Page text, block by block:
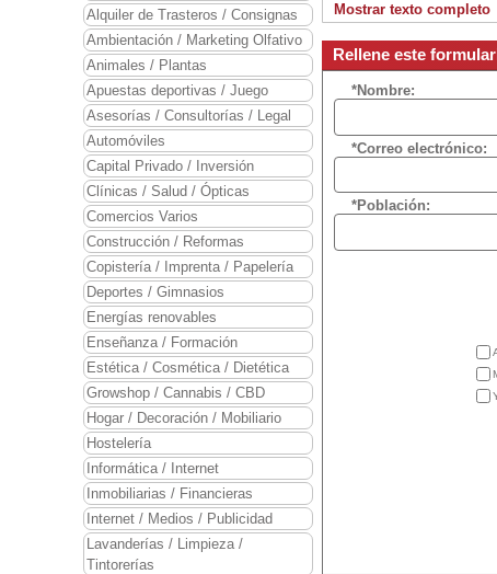
Alquiler de Trasteros / Consignas
Ambientación / Marketing Olfativo
Animales / Plantas
Apuestas deportivas / Juego
Asesorías / Consultorías / Legal
Automóviles
Capital Privado / Inversión
Clínicas / Salud / Ópticas
Comercios Varios
Construcción / Reformas
Copistería / Imprenta / Papelería
Deportes / Gimnasios
Energías renovables
Enseñanza / Formación
Estética / Cosmética / Dietética
Growshop / Cannabis / CBD
Hogar / Decoración / Mobiliario
Hostelería
Informática / Internet
Inmobiliarias / Financieras
Internet / Medios / Publicidad
Lavanderías / Limpieza /
Tintorerías
OBJETIVO
El objetivo de la red de
en el mercado nacional
puertas en Colombia
de los clientes a través
Valor de la franquicia
Mostrar texto completo
Rellene este
*Nombre:
*Correo electrónico:
*Población: